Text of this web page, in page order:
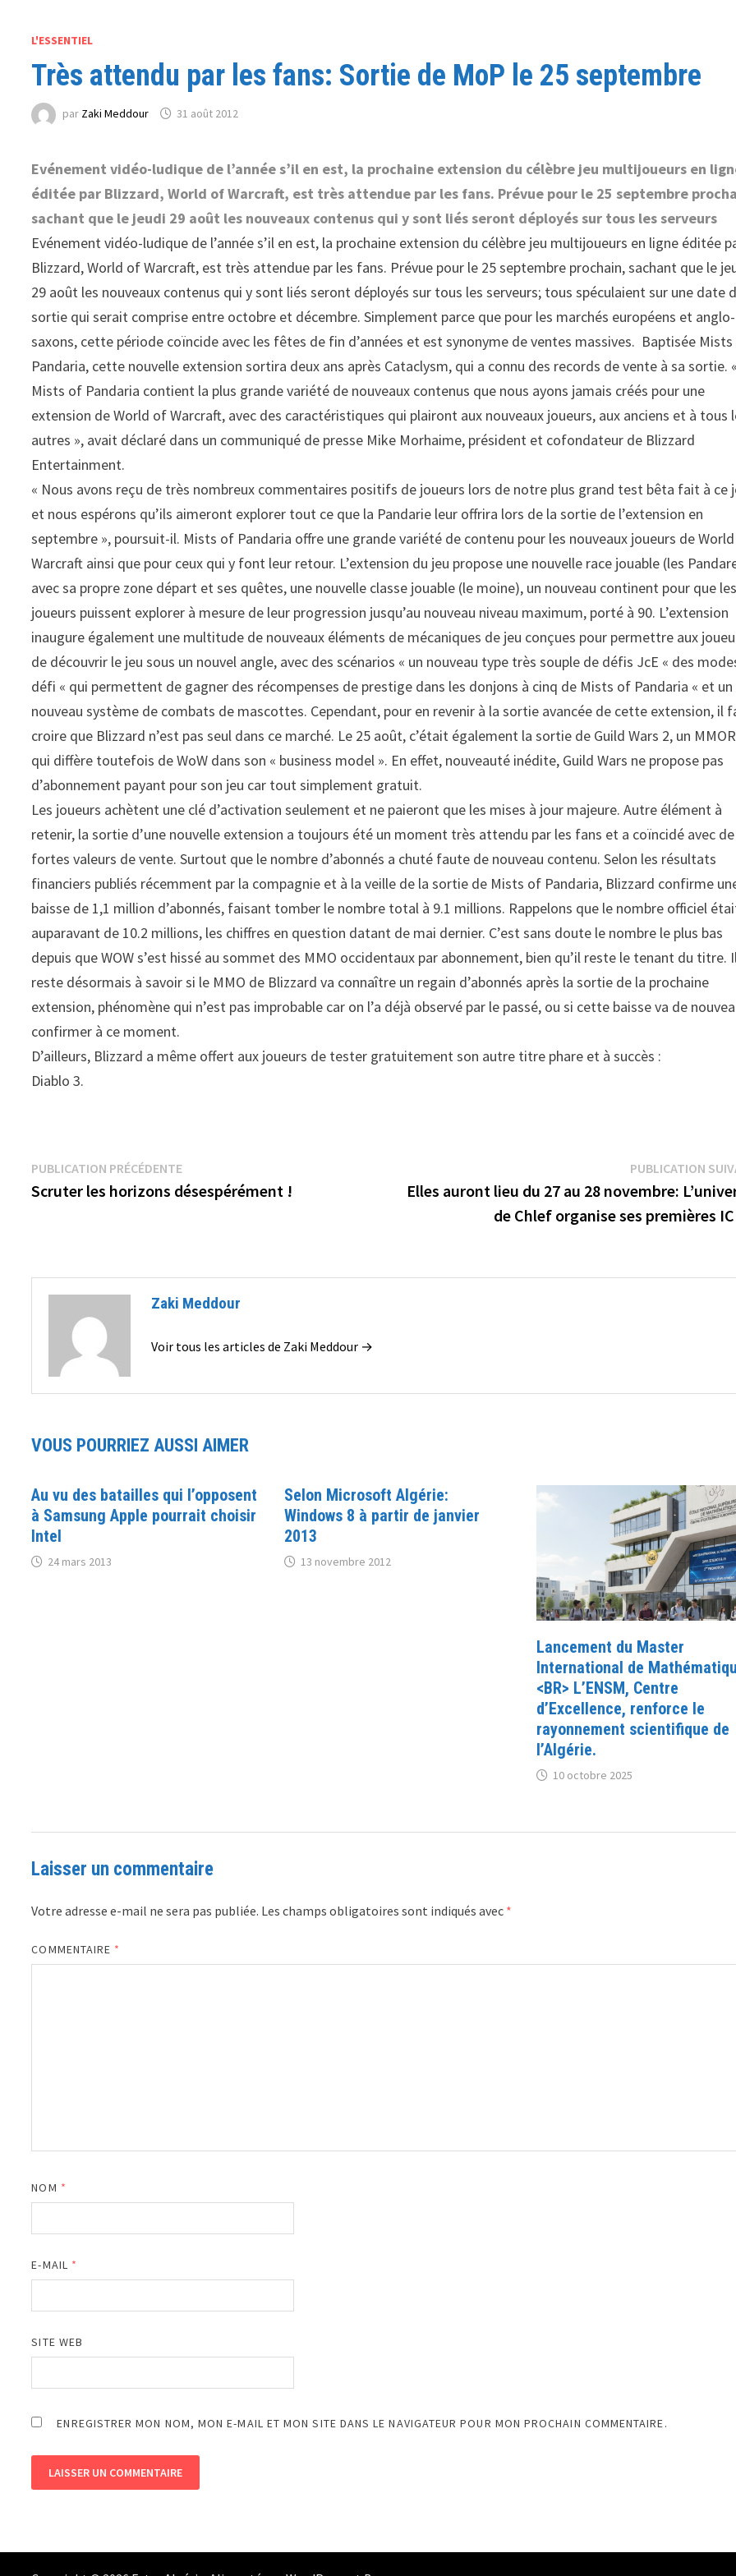
L'ESSENTIEL
Très attendu par les fans: Sortie de MoP le 25 septembre
par Zaki Meddour 31 août 2012
Evénement vidéo-ludique de l’année s’il en est, la prochaine extension du célèbre jeu multijoueurs en
éditée par Blizzard, World of Warcraft, est très attendue par les fans. Prévue pour le 25 septembre
sachant que le jeudi 29 août les nouveaux contenus qui y sont liés seront déployés sur tous les serveurs
Evénement vidéo-ludique de l’année s’il en est, la prochaine extension du célèbre jeu multijoueurs en ligne éditée
Blizzard, World of Warcraft, est très attendue par les fans. Prévue pour le 25 septembre prochain, sachant que le
29 août les nouveaux contenus qui y sont liés seront déployés sur tous les serveurs; tous spéculaient sur une date
sortie qui serait comprise entre octobre et décembre. Simplement parce que pour les marchés européens et anglo-
saxons, cette période coïncide avec les fêtes de fin d’années et est synonyme de ventes massives. Baptisée
Pandaria, cette nouvelle extension sortira deux ans après Cataclysm, qui a connu des records de vente à sa sortie.
Mists of Pandaria contient la plus grande variété de nouveaux contenus que nous ayons jamais créés pour une
extension de World of Warcraft, avec des caractéristiques qui plairont aux nouveaux joueurs, aux anciens et à tous
autres », avait déclaré dans un communiqué de presse Mike Morhaime, président et cofondateur de Blizzard
Entertainment.
« Nous avons reçu de très nombreux commentaires positifs de joueurs lors de notre plus grand test bêta fait à ce
et nous espérons qu’ils aimeront explorer tout ce que la Pandarie leur offrira lors de la sortie de l’extension en
septembre », poursuit-il. Mists of Pandaria offre une grande variété de contenu pour les nouveaux joueurs de
Warcraft ainsi que pour ceux qui y font leur retour. L’extension du jeu propose une nouvelle race jouable (les
avec sa propre zone départ et ses quêtes, une nouvelle classe jouable (le moine), un nouveau continent pour que
joueurs puissent explorer à mesure de leur progression jusqu’au nouveau niveau maximum, porté à 90. L’extension
inaugure également une multitude de nouveaux éléments de mécaniques de jeu conçues pour permettre aux
de découvrir le jeu sous un nouvel angle, avec des scénarios « un nouveau type très souple de défis JcE « des
défi « qui permettent de gagner des récompenses de prestige dans les donjons à cinq de Mists of Pandaria « et
nouveau système de combats de mascottes. Cependant, pour en revenir à la sortie avancée de cette extension, il
croire que Blizzard n’est pas seul dans ce marché. Le 25 août, c’était également la sortie de Guild Wars 2, un
qui diffère toutefois de WoW dans son « business model ». En effet, nouveauté inédite, Guild Wars ne propose pas
d’abonnement payant pour son jeu car tout simplement gratuit.
Les joueurs achètent une clé d’activation seulement et ne paieront que les mises à jour majeure. Autre élément à
retenir, la sortie d’une nouvelle extension a toujours été un moment très attendu par les fans et a coïncidé avec de
fortes valeurs de vente. Surtout que le nombre d’abonnés a chuté faute de nouveau contenu. Selon les résultats
financiers publiés récemment par la compagnie et à la veille de la sortie de Mists of Pandaria, Blizzard confirme
baisse de 1,1 million d’abonnés, faisant tomber le nombre total à 9.1 millions. Rappelons que le nombre officiel
auparavant de 10.2 millions, les chiffres en question datant de mai dernier. C’est sans doute le nombre le plus bas
depuis que WOW s’est hissé au sommet des MMO occidentaux par abonnement, bien qu’il reste le tenant du titre.
reste désormais à savoir si le MMO de Blizzard va connaître un regain d’abonnés après la sortie de la prochaine
extension, phénomène qui n’est pas improbable car on l’a déjà observé par le passé, ou si cette baisse va de
confirmer à ce moment.
D’ailleurs, Blizzard a même offert aux joueurs de tester gratuitement son autre titre phare et à succès :
Diablo 3.
Navigation
de
PUBLICATION PRÉCÉDENTEPublication
précédente :
Scruter les horizons désespérément !
PUBLICATION
Elles auront lieu du 27 au 28 novembre:
de Chlef organise ses premières
Zaki Meddour
Voir tous les articles de Zaki Meddour →
VOUS POURRIEZ AUSSI AIMER
Au vu des batailles qui l’opposent
à Samsung Apple pourrait choisir
Intel
24 mars 2013
Selon Microsoft Algérie:
Windows 8 à partir de janvier
2013
13 novembre 2012
Lancement du Master
International de
<BR> L’ENSM, Centre
d’Excellence, renforce le
rayonnement scientifique de
l’Algérie.
10 octobre 2025
Laisser un commentaire
Votre adresse e-mail ne sera pas publiée. Les champs obligatoires sont indiqués avec *
COMMENTAIRE *
NOM *
E-MAIL *
SITE WEB
ENREGISTRER MON NOM, MON E-MAIL ET MON SITE DANS LE NAVIGATEUR POUR MON PROCHAIN COMMENTAIRE.